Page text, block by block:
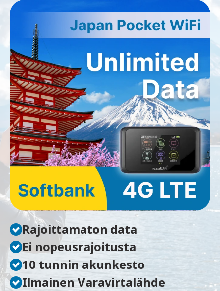
Rajoittamaton data
Ei nopeusrajoitusta
10 tunnin akunkesto
Ilmainen Varavirtalähde